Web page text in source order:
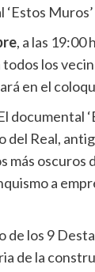
, a las 19:00
los
en el
documental
del Real,
oscuros
a
de los 9
de la